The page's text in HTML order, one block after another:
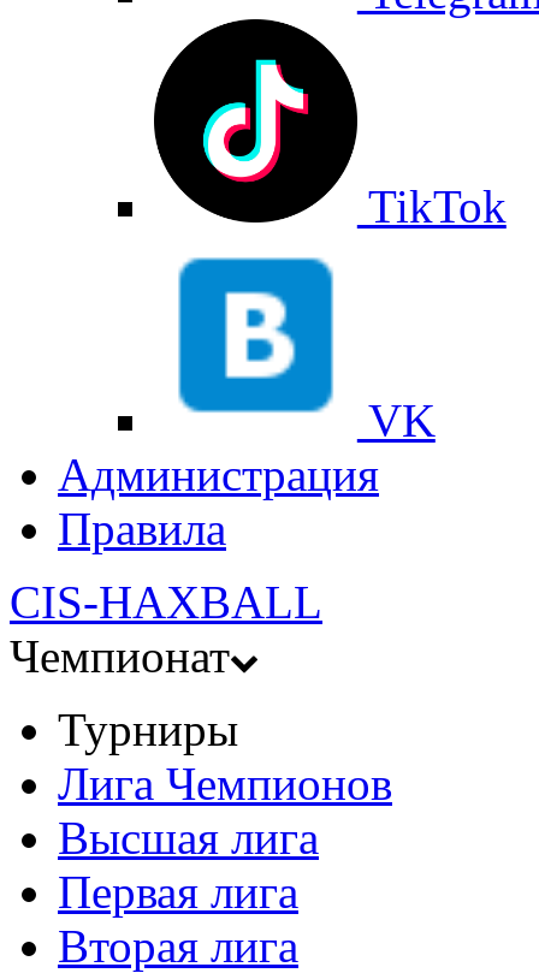
TikTok
VK
Администрация
Правила
CIS-HAXBALL
Чемпионат
Турниры
Лига Чемпионов
Высшая лига
Первая лига
Вторая лига